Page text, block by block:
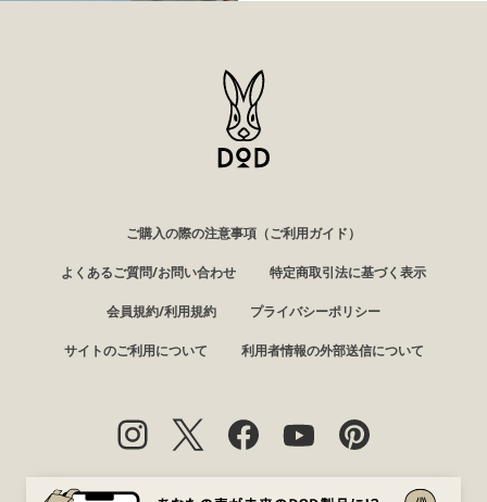
ご購入の際の注意事項（ご利用ガイド）
よくあるご質問/お問い合わせ 特定商取引法に基づく表示
会員規約/利用規約 プライバシーポリシー
サイトのご利用について 利用者情報の外部送信について